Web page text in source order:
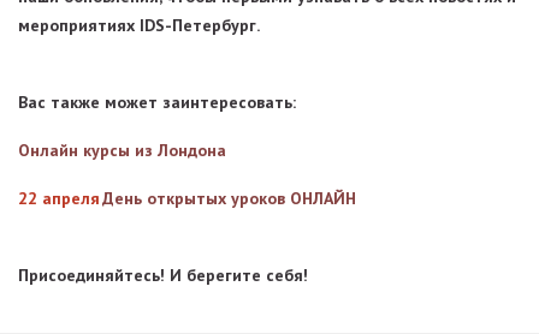
мероприятиях IDS-Петербург.
Вас также может заинтересовать:
Онлайн курсы из Лондона
22 апреляДень открытых уроков ОНЛАЙН
Присоединяйтесь! И берегите себя!